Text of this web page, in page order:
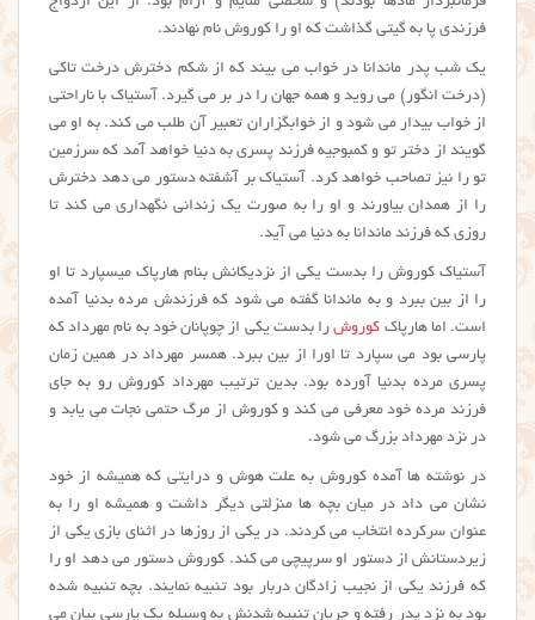
فرزندی پا به گیتی گذاشت که او را کوروش نام نهادند.
یک شب پدر ماندانا در خواب می بیند که از شکم دخترش درخت تاکی
(درخت انگور) می روید و همه جهان را در بر می گیرد. آستیاک با ناراحتی
از خواب بیدار می شود و از خوابگزاران تعبیر آن طلب می کند. به او می
گویند از دختر تو و کمبوجیه فرزند پسری به دنیا خواهد آمد که سرزمین
تو را نیز تصاحب خواهد کرد. آستیاک بر آشفته دستور می دهد دخترش
را از همدان بیاورند و او را به صورت یک زندانی نگهداری می کند تا
روزی که فرزند ماندانا به دنیا می آید.
آستیاک کوروش را بدست یکی از نزدیکانش بنام هارپاک میسپارد تا او
را از بین ببرد و به ماندانا گفته می شود که فرزندش مرده بدنیا آمده
است. اما هارپاک کوروشرا بدست یکی از چوپانان خود به نام مهرداد که
پارسی بود می سپارد تا اورا از بین ببرد. همسر مهرداد در همین زمان
پسری مرده بدنیا آورده بود. بدین ترتیب مهرداد کوروش رو به جای
فرزند مرده خود معرفی می کند و کوروش از مرگ حتمی نجات می یابد و
در نزد مهرداد بزرگ می شود.
در نوشته ها آمده کوروش به علت هوش و درایتی که همیشه از خود
نشان می داد در میان بچه ها منزلتی دیگر داشت و همیشه او را به
عنوان سرکرده انتخاب می کردند. در یکی از روزها در اثنای بازی یکی از
زیردستانش از دستور او سرپیچی می کند. کوروش دستور می دهد او را
که فرزند یکی از نجیب زادگان دربار بود تنبیه نمایند. بچه تنبیه شده
بود به نزد پدر رفته و جریان تنبیه شدنش به وسیله یک پارسی بیان می